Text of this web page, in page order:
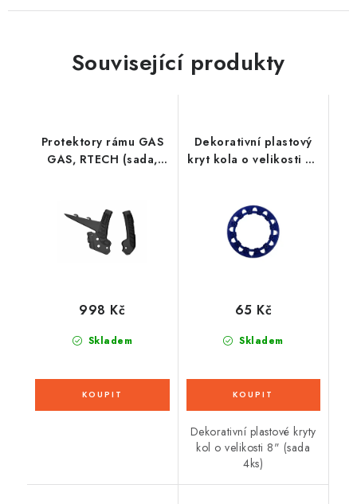
Související produkty
Protektory rámu GAS
GAS, RTECH (sada,
Skladem
998 Kč
Dekorativní plastový
kryt kola o velikosti 8"
Skladem
65 Kč
Dekorativní plastové kryty
kol o velikosti 8" (sada
4ks)